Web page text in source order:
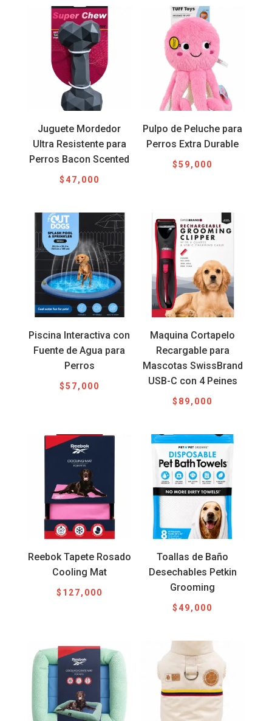
Juguete Mordedor
Ultra Resistente para
Perros Bacon Scented
$47,000
Pulpo de Peluche para
Perros Extra Durable
$59,000
Piscina Interactiva con
Fuente de Agua para
Perros
$57,000
Maquina Cortapelo
Recargable para
Mascotas SwissBrand
USB-C con 4 Peines
$ 89,000
Reebok Tapete Rosado
Cooling Mat
$ 127,000
Toallas de Baño
Desechables Petkin
Grooming
$49,000